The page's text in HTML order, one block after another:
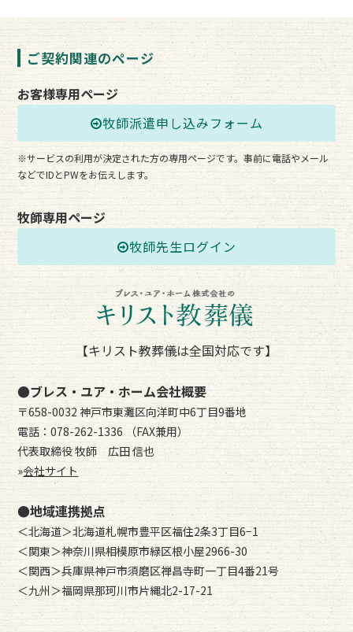
ご契約関連のページ
お客様専用ページ
牧師派遣申し込みフォーム
※サービスの利用が決定された方の専用ページです。事前に電話やメール
などでIDとPWをお伝えします。
牧師専用ページ
牧師先生ログイン
【キリスト教葬儀は全国対応です】
●ブレス・ユア・ホーム会社概要
〒658-0032 神戸市東灘区向洋町中6丁目9番地
電話：078-262-1336 （FAX兼用）
代表取締役 牧師 広田 信也
»会社サイト
●地域連携拠点
＜北海道＞北海道札幌市豊平区福住2条3丁目6−1
＜関東＞神奈川県相模原市緑区根小屋2966-30
＜関西＞兵庫県神戸市須磨区禅昌寺町一丁目4番21号
＜九州＞福岡県那珂川市片縄北2-17-21